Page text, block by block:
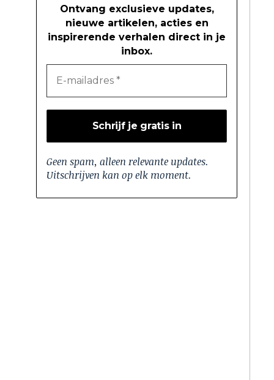
Ontvang exclusieve updates,
nieuwe artikelen, acties en
inspirerende verhalen direct in je
inbox.
Geen spam, alleen relevante updates.
Uitschrijven kan op elk moment.